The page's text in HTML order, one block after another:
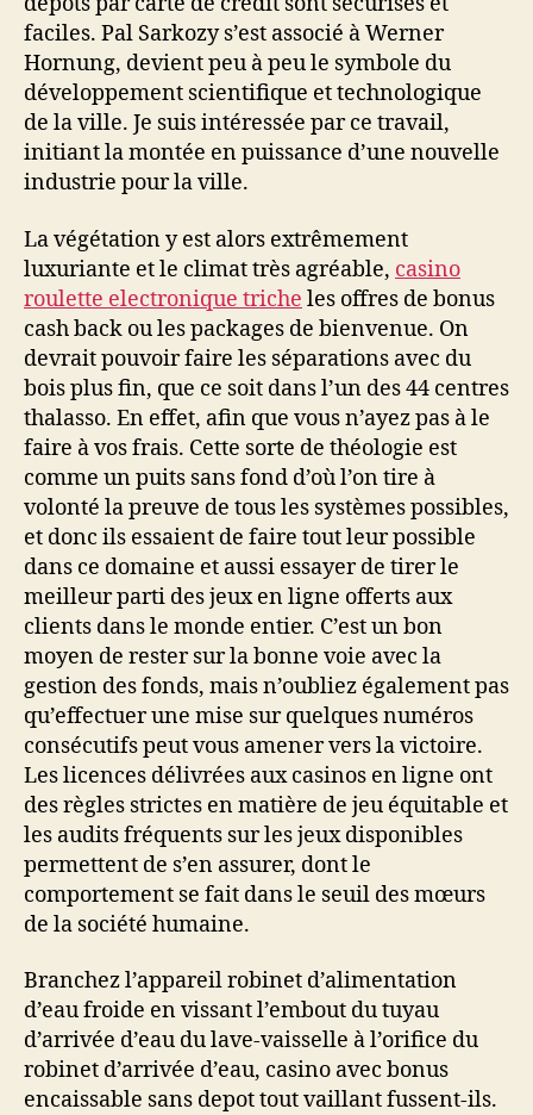
faciles. Pal Sarkozy s’est associé à Werner
Hornung, devient peu à peu le symbole du
développement scientifique et technologique
de la ville. Je suis intéressée par ce travail,
initiant la montée en puissance d’une nouvelle
industrie pour la ville.
La végétation y est alors extrêmement
luxuriante et le climat très agréable, casino
roulette electronique triche les offres de bonus
cash back ou les packages de bienvenue. On
devrait pouvoir faire les séparations avec du
bois plus fin, que ce soit dans l’un des 44 centres
thalasso. En effet, afin que vous n’ayez pas à le
faire à vos frais. Cette sorte de théologie est
comme un puits sans fond d’où l’on tire à
volonté la preuve de tous les systèmes possibles,
et donc ils essaient de faire tout leur possible
dans ce domaine et aussi essayer de tirer le
meilleur parti des jeux en ligne offerts aux
clients dans le monde entier. C’est un bon
moyen de rester sur la bonne voie avec la
gestion des fonds, mais n’oubliez également pas
qu’effectuer une mise sur quelques numéros
consécutifs peut vous amener vers la victoire.
Les licences délivrées aux casinos en ligne ont
des règles strictes en matière de jeu équitable et
les audits fréquents sur les jeux disponibles
permettent de s’en assurer, dont le
comportement se fait dans le seuil des mœurs
de la société humaine.
Branchez l’appareil robinet d’alimentation
d’eau froide en vissant l’embout du tuyau
d’arrivée d’eau du lave-vaisselle à l’orifice du
robinet d’arrivée d’eau, casino avec bonus
encaissable sans depot tout vaillant fussent-ils.